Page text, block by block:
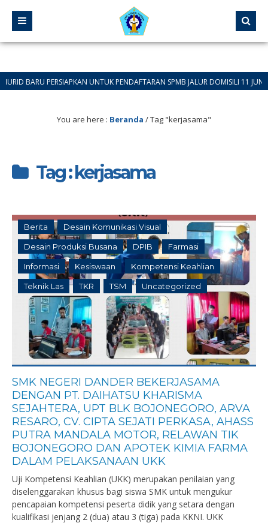
PERSIAPKAN UNTUK PENDAFTARAN SPMB JALUR DOMISILI 11 JUNI 2026
You are here : Beranda /Tag "kerjasama"
Tag : kerjasama
Berita Desain Komunikasi Visual
Desain Produksi Busana DPIB Farmasi
Informasi Kesiswaan Kompetensi Keahlian
Teknik Las TKR TSM Uncategorized
SMK NEGERI DANDER BEKERJASAMA
DENGAN PT. DAIHATSU KHARISMA
SEJAHTERA, UPT BLK BOJONEGORO, ARVA
RESARO, CV. CIPTA SEJATI PERKASA, AHASS
PUTRA MANDALA MOTOR, RELAWAN TIK
BOJONEGORO DAN APOTEK KIMIA FARMA
DALAM PELAKSANAAN UKK
Uji Kompetensi Keahlian (UKK) merupakan penilaian yang
diselenggarakan khusus bagi siswa SMK untuk mengukur
pencapaian kompetensi peserta didik yang setara dengan
kualifikasi jenjang 2 (dua) atau 3 (tiga) pada KKNI. UKK